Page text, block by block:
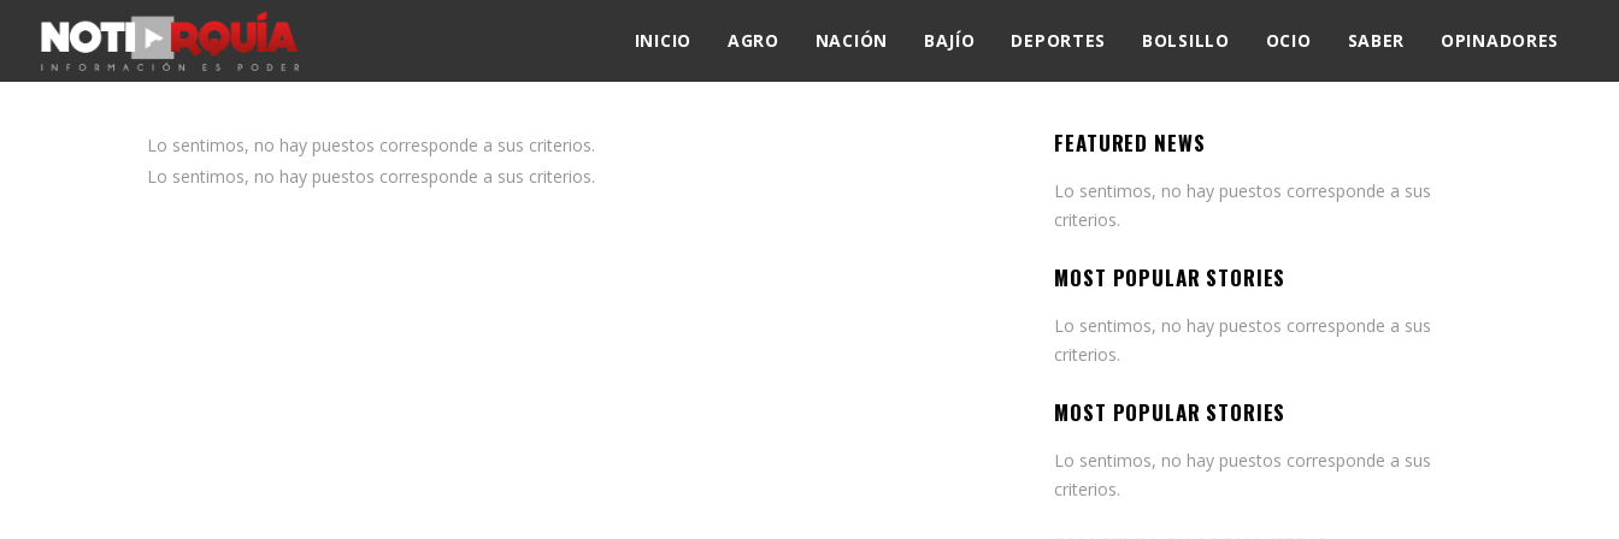
INICIO AGRO NACIÓN BAJÍO DEPORTES BOLSILLO OCIO SABER OPINADORES
Lo sentimos, no hay puestos corresponde a sus criterios.
Lo sentimos, no hay puestos corresponde a sus criterios.
FEATURED NEWS
Lo sentimos, no hay puestos corresponde a sus
criterios.
MOST POPULAR STORIES
Lo sentimos, no hay puestos corresponde a sus
criterios.
MOST POPULAR STORIES
Lo sentimos, no hay puestos corresponde a sus
criterios.